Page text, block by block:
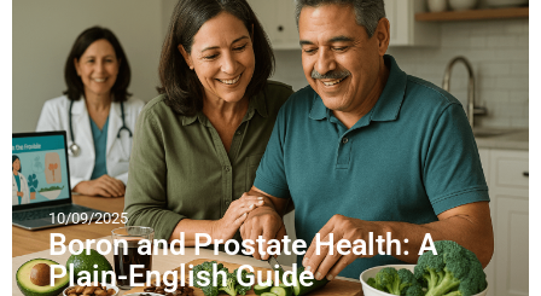
10/09/2025
Boron and Prostate Health: A
Plain-English Guide